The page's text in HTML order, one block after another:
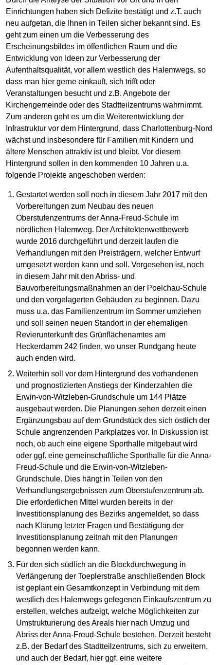
Einrichtungen haben sich Defizite bestätigt und z.T. auch
neu aufgetan, die Ihnen in Teilen sicher bekannt sind. Es
geht zum einen um die Verbesserung des
Erscheinungsbildes im öffentlichen Raum und die
Entwicklung von Ideen zur Verbesserung der
Aufenthaltsqualität, vor allem westlich des Halemwegs, so
dass man hier gerne einkauft, sich trifft oder
Veranstaltungen besucht und z.B. Angebote der
Kirchengemeinde oder des Stadtteilzentrums wahrnimmt.
Zum anderen geht es um die Weiterentwicklung der
Infrastruktur vor dem Hintergrund, dass Charlottenburg-Nord
wächst und insbesondere für Familien mit Kindern und
ältere Menschen attraktiv ist und bleibt. Vor diesem
Hintergrund sollen in den kommenden 10 Jahren u.a.
folgende Projekte angeschoben werden:
Gestartet werden soll noch in diesem Jahr 2017 mit den
Vorbereitungen zum Neubau des neuen
Oberstufenzentrums der Anna-Freud-Schule im
nördlichen Halemweg. Der Architektenwettbewerb
wurde 2016 durchgeführt und derzeit laufen die
Verhandlungen mit den Preisträgern, welcher Entwurf
umgesetzt werden kann und soll. Vorgesehen ist, noch
in diesem Jahr mit den Abriss- und
Bauvorbereitungsmaßnahmen an der Poelchau-Schule
und den vorgelagerten Gebäuden zu beginnen. Dazu
muss u.a. das Familienzentrum im Sommer umziehen
und soll seinen neuen Standort in der ehemaligen
Revierunterkunft des Grünflächenamtes am
Heckerdamm 242 finden, wo unser Rundgang heute
auch enden wird.
Weiterhin soll vor dem Hintergrund des vorhandenen
und prognostizierten Anstiegs der Kinderzahlen die
Erwin-von-Witzleben-Grundschule um 144 Plätze
ausgebaut werden. Die Planungen sehen derzeit einen
Ergänzungsbau auf dem Grundstück des sich östlich der
Schule angrenzenden Parkplatzes vor. In Diskussion ist
noch, ob auch eine eigene Sporthalle mitgebaut wird
oder ggf. eine gemeinschaftliche Sporthalle für die Anna-
Freud-Schule und die Erwin-von-Witzleben-
Grundschule. Dies hängt in Teilen von den
Verhandlungsergebnissen zum Oberstufenzentrum ab.
Die erforderlichen Mittel wurden bereits in der
Investitionsplanung des Bezirks angemeldet, so dass
nach Klärung letzter Fragen und Bestätigung der
Investitionsplanung zeitnah mit den Planungen
begonnen werden kann.
Für den sich südlich an die Blockdurchwegung in
Verlängerung der Toeplerstraße anschließenden Block
ist geplant ein Gesamtkonzept in Verbindung mit dem
westlich des Halemwegs gelegenen Einkaufszentrum zu
erstellen, welches aufzeigt, welche Möglichkeiten zur
Umstrukturierung des Areals hier nach Umzug und
Abriss der Anna-Freud-Schule bestehen. Derzeit besteht
z.B. der Bedarf des Stadtteilzentrums, sich zu erweitern,
und auch der Bedarf, hier ggf. eine weitere